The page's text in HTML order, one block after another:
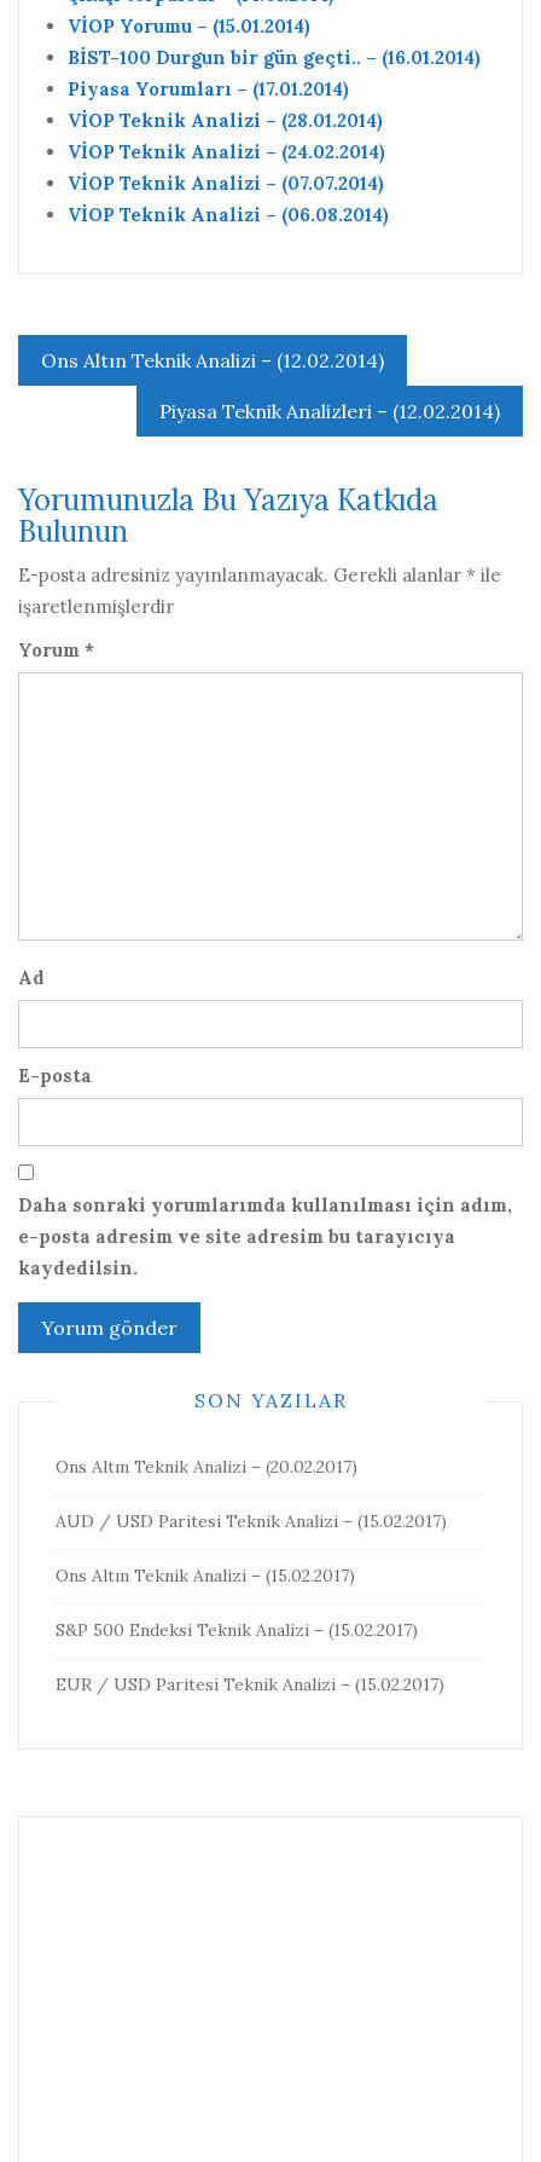
VİOP Yorumu – (15.01.2014)
BİST-100 Durgun bir gün geçti.. – (16.01.2014)
Piyasa Yorumları – (17.01.2014)
VİOP Teknik Analizi – (28.01.2014)
VİOP Teknik Analizi – (24.02.2014)
VİOP Teknik Analizi – (07.07.2014)
VİOP Teknik Analizi – (06.08.2014)
Yazı
gezinmesi
Ons Altın Teknik Analizi – (12.02.2014)
Piyasa Teknik Analizleri – (12.02.2014)
Yorumunuzla Bu Yazıya Katkıda
Bulunun
E-posta adresiniz yayınlanmayacak. Gerekli alanlar * ile
işaretlenmişlerdir
Yorum *
Ad
E-posta
Daha sonraki yorumlarımda kullanılması için adım,
e-posta adresim ve site adresim bu tarayıcıya
kaydedilsin.
SON YAZILAR
Ons Altın Teknik Analizi – (20.02.2017)
AUD / USD Paritesi Teknik Analizi – (15.02.2017)
Ons Altın Teknik Analizi – (15.02.2017)
S&P 500 Endeksi Teknik Analizi – (15.02.2017)
EUR / USD Paritesi Teknik Analizi – (15.02.2017)